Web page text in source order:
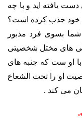
دست یافته اید و با چه
خود جذب کرده است؟
بسوی فرد مذبور
های مختل شخصیتی
با او ست که جنبه های
او را تحت الشعاع
می کند .